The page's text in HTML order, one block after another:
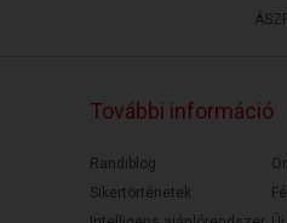
További információ
Randiblog
Sikertörténetek